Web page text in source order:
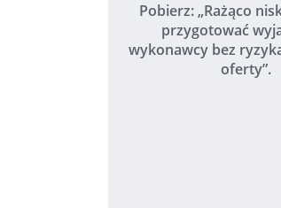
Pobierz: „Rażąco
przygotować
wykonawcy bez
oferty”.